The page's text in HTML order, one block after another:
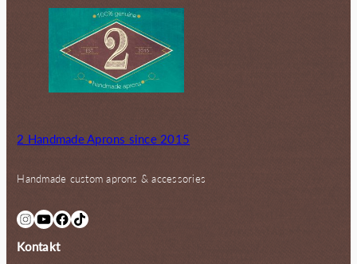
2 Handmade Aprons since 2015
Handmade custom aprons & accessories
InstagramYouTube Facebook TikTok
Kontakt